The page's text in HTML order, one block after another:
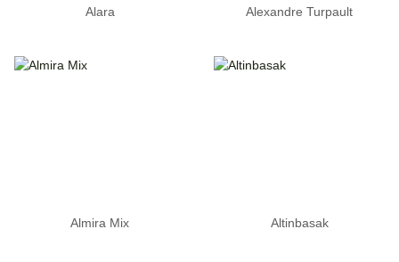
Alara Alexandre Turpault
Almira Mix Altinbasak